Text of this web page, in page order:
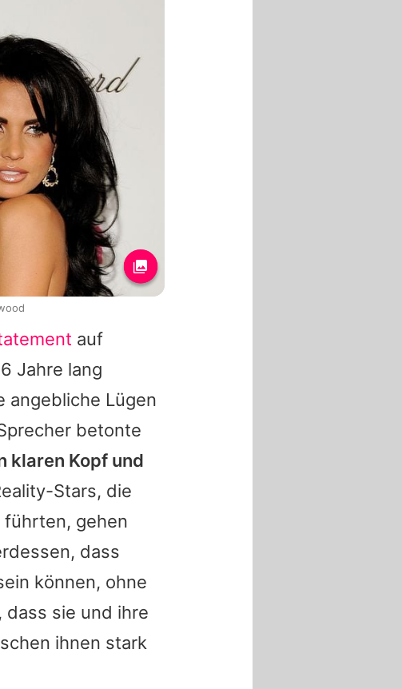
auf
Jahre lang
angebliche Lügen
betonte
klaren Kopf und
Stars, die
gehen
dass
können, ohne
dass sie und ihre
ihnen stark